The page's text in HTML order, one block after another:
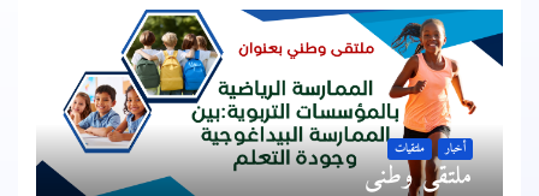
أخبار ملتقيات
ملتقى وطني